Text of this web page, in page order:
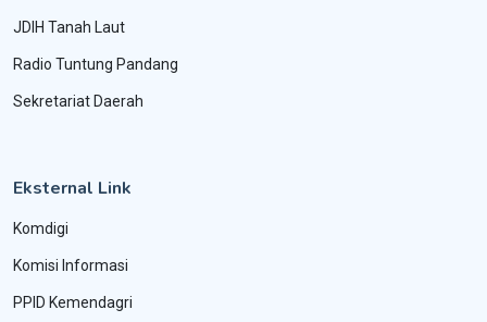
JDIH Tanah Laut
Radio Tuntung Pandang
Sekretariat Daerah
Eksternal Link
Komdigi
Komisi Informasi
PPID Kemendagri